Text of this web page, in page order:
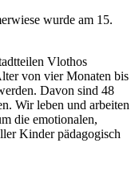
wurde am 15.
Vlothos
von vier Monaten bis
Davon sind 48
Wir leben und arbeiten
die emotionalen,
Kinder pädagogisch